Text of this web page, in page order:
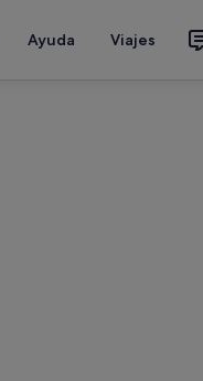
Ayuda Viajes